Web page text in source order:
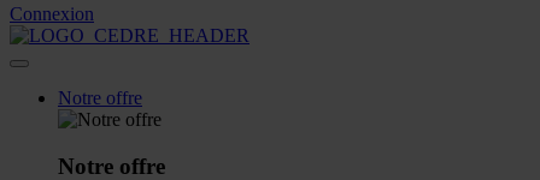
Connexion
Notre offre
Notre offre